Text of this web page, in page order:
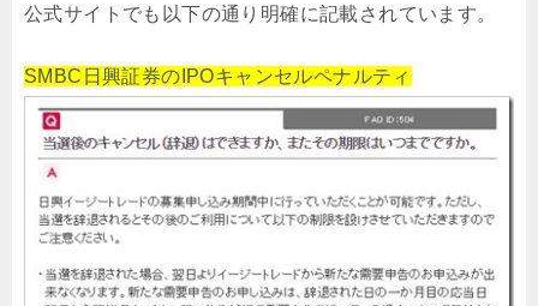
公式サイトでも以下の通り明確に記載されています。
SMBC日興証券のIPOキャンセルペナルティ